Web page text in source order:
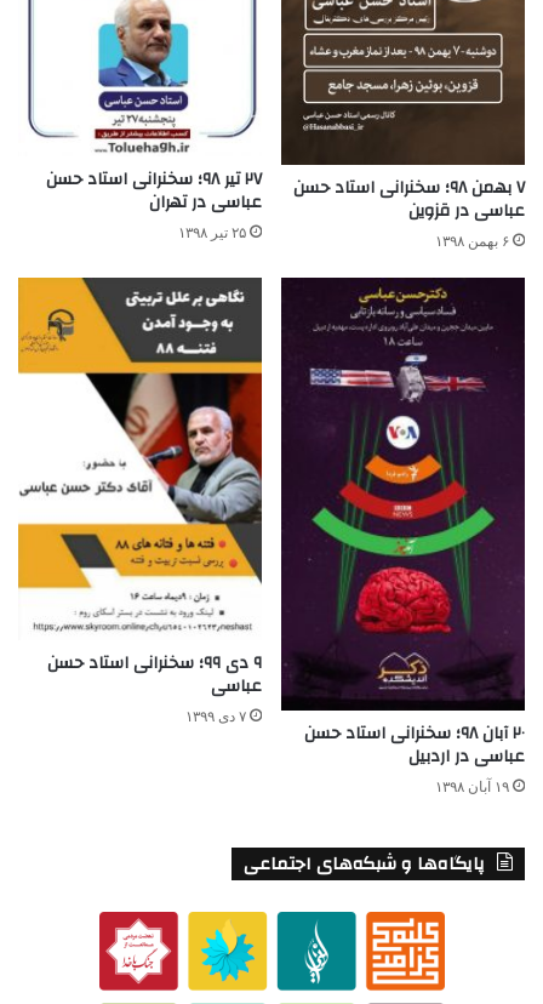
۷ بهمن ۹۸؛ سخنرانی استاد حسن
عباسی در قزوین
۶ بهمن ۱۳۹۸
۲۷ تیر ۹۸؛ سخنرانی استاد حسن
عباسی در تهران
۲۵ تیر ۱۳۹۸
۲۰ آبان ۹۸؛ سخنرانی استاد حسن
عباسی در اردبیل
۱۹ آبان ۱۳۹۸
۹ دی ۹۹؛ سخنرانی استاد حسن
عباسی
۷ دی ۱۳۹۹
پایگاه‌ها و شبکه‌های اجتماعی